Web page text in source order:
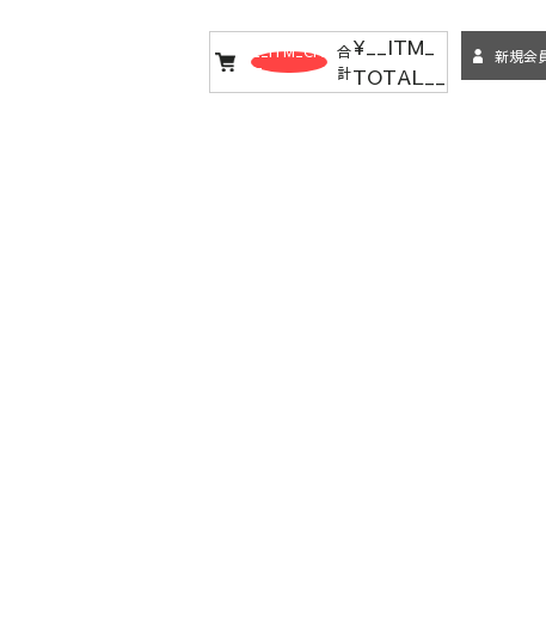
__ITM_CN
T__
合
計
¥__ITM_
TOTAL__
新規会